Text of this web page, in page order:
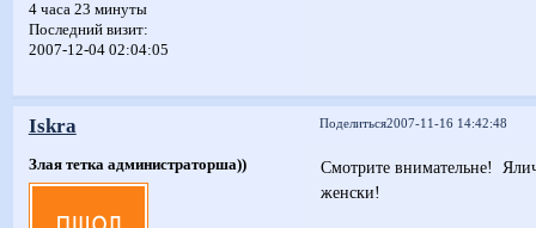
4 часа 23 минуты
Последний визит:
2007-12-04 02:04:05
Поделиться2007-11-16 14:42:48
Iskra
Злая тетка администраторша))
Смотрите внимательне!
женски!